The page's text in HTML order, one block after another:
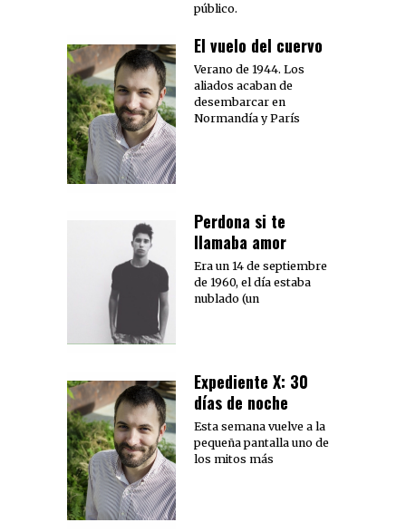
público.
El vuelo del cuervo
Verano de 1944. Los
aliados acaban de
desembarcar en
Normandía y París
Perdona si te
llamaba amor
Era un 14 de septiembre
de 1960, el día estaba
nublado (un
Expediente X: 30
días de noche
Esta semana vuelve a la
pequeña pantalla uno de
los mitos más